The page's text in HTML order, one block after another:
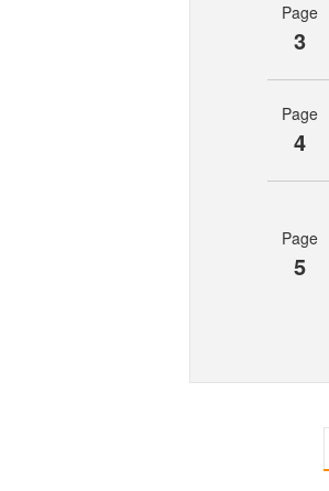
Page
3
Page
4
Page
5